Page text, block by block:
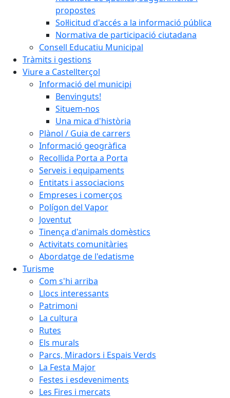
propostes
Sol·licitud d'accés a la informació pública
Normativa de participació ciutadana
Consell Educatiu Municipal
Tràmits i gestions
Viure a Castellterçol
Informació del municipi
Benvinguts!
Situem-nos
Una mica d'història
Plànol / Guia de carrers
Informació geogràfica
Recollida Porta a Porta
Serveis i equipaments
Entitats i associacions
Empreses i comerços
Polígon del Vapor
Joventut
Tinença d'animals domèstics
Activitats comunitàries
Abordatge de l'edatisme
Turisme
Com s'hi arriba
Llocs interessants
Patrimoni
La cultura
Rutes
Els murals
Parcs, Miradors i Espais Verds
La Festa Major
Festes i esdeveniments
Les Fires i mercats